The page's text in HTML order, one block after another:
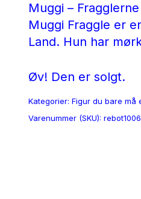
Muggi –
Muggi Fraggle er
Land. Hun har
Øv! Den er solgt.
Kategorier: Figur du bare må
Varenummer (SKU):